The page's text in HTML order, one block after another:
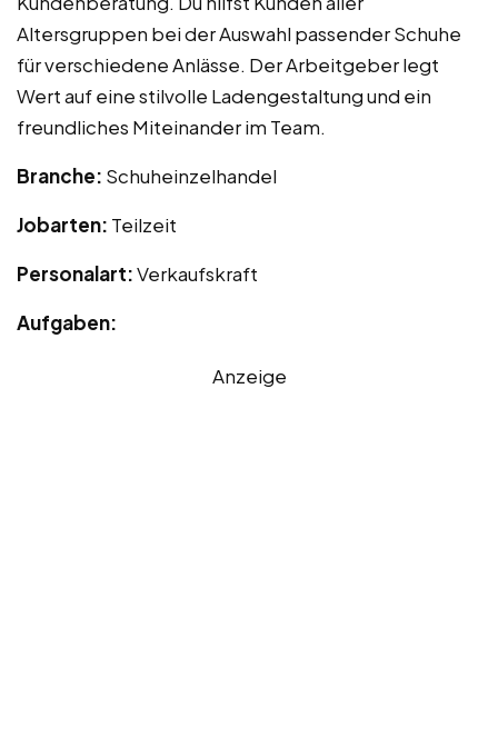
Altersgruppen bei der Auswahl passender Schuhe
für verschiedene Anlässe. Der Arbeitgeber legt
Wert auf eine stilvolle Ladengestaltung und ein
freundliches Miteinander im Team.
Branche: Schuheinzelhandel
Jobarten: Teilzeit
Personalart:Verkaufskraft
Aufgaben:
Anzeige